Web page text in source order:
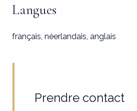
Langues
français, néerlandais, anglais
Prendre contact